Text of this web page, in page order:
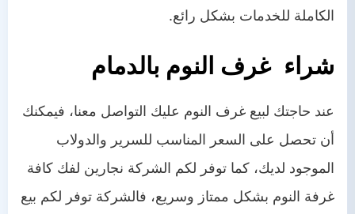
الكاملة للخدمات بشكل رائع.
شراء غرف النوم بالدمام
عند حاجتك لبيع غرف النوم عليك التواصل معنا، فيمكنك
أن تحصل على السعر المناسب للسرير والدولاب
الموجود لديك، كما توفر لكم الشركة نجارين لفك كافة
غرفة النوم بشكل ممتاز وسريع، فالشركة توفر لكم بيع